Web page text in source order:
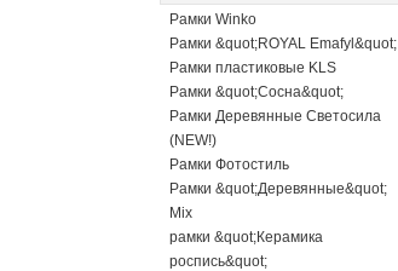
Рамки Winko
Рамки &quot;ROYAL Emafyl&quot;
Рамки пластиковые KLS
Рамки &quot;Сосна&quot;
Рамки Деревянные Светосила
(NEW!)
Рамки Фотостиль
Рамки &quot;Деревянные&quot;
Mix
рамки &quot;Керамика
роспись&quot;